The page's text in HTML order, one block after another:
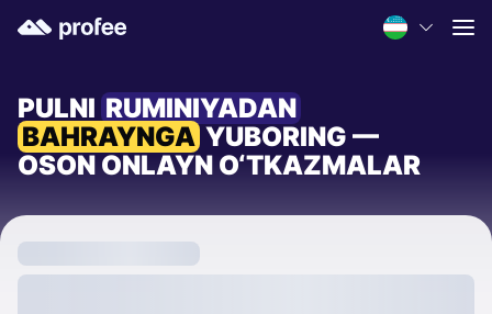
PULNI RUMINIYADAN
BAHRAYNGA YUBORING —
OSON ONLAYN O‘TKAZMALAR